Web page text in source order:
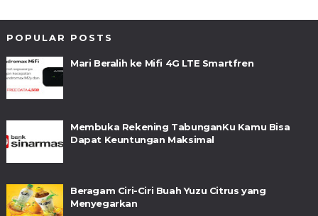
POPULAR POSTS
Mari Beralih ke Mifi 4G LTE Smartfren
Membuka Rekening TabunganKu Kamu Bisa
Dapat Keuntungan Maksimal
Beragam Ciri-Ciri Buah Yuzu Citrus yang
Menyegarkan